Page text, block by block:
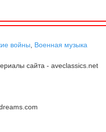
войны Военная музыка
сайта - aveclassics.net